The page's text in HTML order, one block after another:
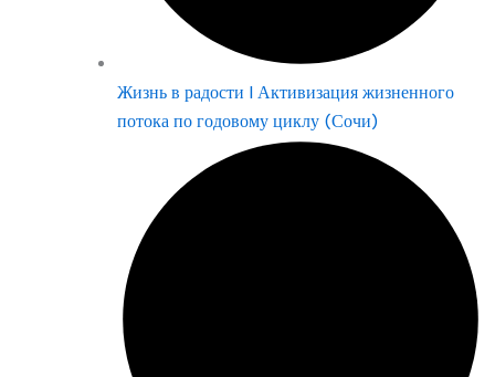
Жизнь в радости | Активизация жизненного
потока по годовому циклу (Сочи)